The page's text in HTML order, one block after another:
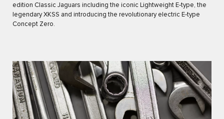
edition Classic Jaguars including the iconic Lightweight E‑type, the
legendary XKSS and introducing the revolutionary electric E‑type
Concept Zero.